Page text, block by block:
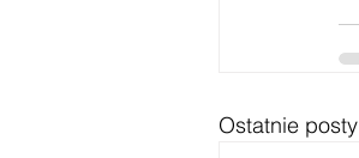
Ostatnie posty